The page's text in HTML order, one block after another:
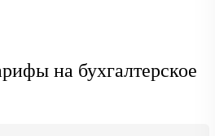
на бухгалтерское